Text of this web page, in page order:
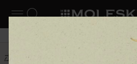
ナビゲーションの切替
検索 (キーワードな
6,500円以上のご購入で
ーを閉じる
ホーム